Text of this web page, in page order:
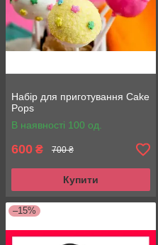
Набір для приготування Cake
Pops
В наявності 100 од.
600 ₴ 700 ₴
Купити
–15%